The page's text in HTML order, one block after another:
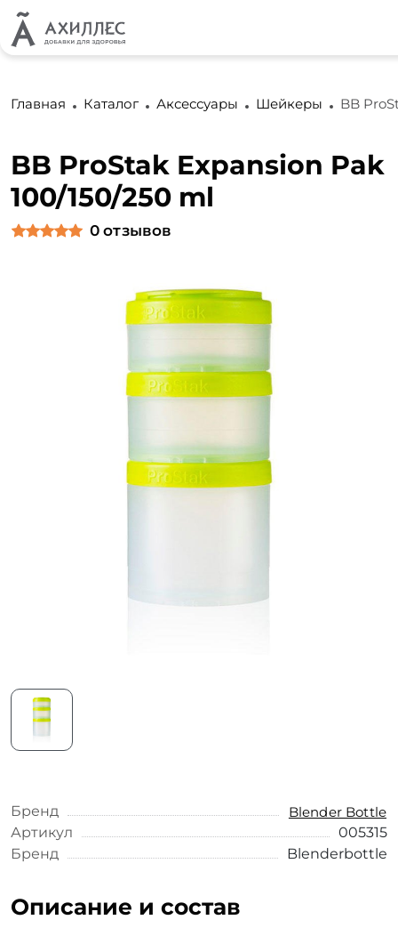
Главная Каталог Аксессуары Шейкеры BB
BB ProStak Expansion Pak
100/150/250 ml
0 отзывов
Бренд
Blender Bottle
Артикул
005315
Бренд
Blenderbottle
Описание и состав